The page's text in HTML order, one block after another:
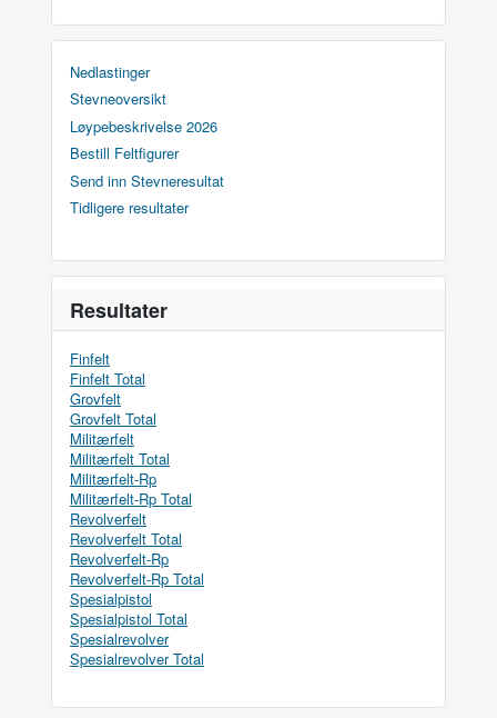
Nedlastinger
Stevneoversikt
Løypebeskrivelse 2026
Bestill Feltfigurer
Send inn Stevneresultat
Tidligere resultater
Resultater
Finfelt
Finfelt Total
Grovfelt
Grovfelt Total
Militærfelt
Militærfelt Total
Militærfelt-Rp
Militærfelt-Rp Total
Revolverfelt
Revolverfelt Total
Revolverfelt-Rp
Revolverfelt-Rp Total
Spesialpistol
Spesialpistol Total
Spesialrevolver
Spesialrevolver Total